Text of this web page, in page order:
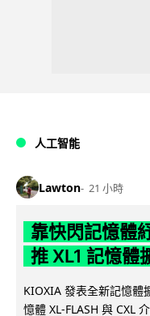
人工智能
Lawton 21 小時
靠快閃記憶體
推 XL1 記憶體
KIOXIA 發表全新記憶體
憶體 XL-FLASH 與 CXL